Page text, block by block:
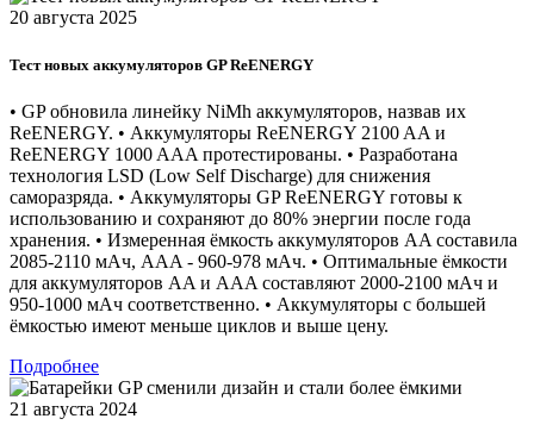
20 августа 2025
Тест новых аккумуляторов GP ReENERGY
• GP обновила линейку NiMh аккумуляторов, назвав их
ReENERGY. • Аккумуляторы ReENERGY 2100 AA и
ReENERGY 1000 AAA протестированы. • Разработана
технология LSD (Low Self Discharge) для снижения
саморазряда. • Аккумуляторы GP ReENERGY готовы к
использованию и сохраняют до 80% энергии после года
хранения. • Измеренная ёмкость аккумуляторов AA составила
2085-2110 мАч, AAA - 960-978 мАч. • Оптимальные ёмкости
для аккумуляторов AA и AAA составляют 2000-2100 мАч и
950-1000 мАч соответственно. • Аккумуляторы с большей
ёмкостью имеют меньше циклов и выше цену.
Подробнее
21 августа 2024